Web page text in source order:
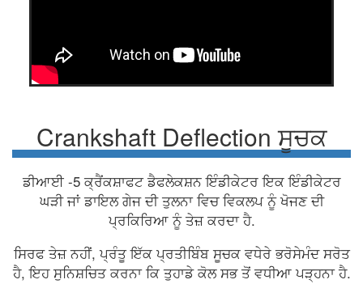
Crankshaft Deflection ਸੂਚਕ
ਡੀਆਈ -5 ਕ੍ਰੈਂਕਸ਼ਾਫਟ ਡੈਫਲੇਕਸ਼ਨ ਇੰਡੀਕੇਟਰ ਇਕ ਇੰਡੀਕੇਟਰ
ਘੜੀ ਜਾਂ ਡਾਇਲ ਗੇਜ ਦੀ ਤੁਲਨਾ ਵਿਚ ਵਿਕਲਪ ਨੂੰ ਖੋਜਣ ਦੀ
ਪ੍ਰਕਿਰਿਆ ਨੂੰ ਤੇਜ਼ ਕਰਦਾ ਹੈ.
ਸਿਰਫ ਤੇਜ਼ ਨਹੀਂ, ਪ੍ਰੰਤੂ ਇੱਕ ਪ੍ਰਤੀਬਿੰਬ ਸੂਚਕ ਵਧੇਰੇ ਭਰੋਸੇਮੰਦ ਸਰੋਤ
ਹੈ, ਇਹ ਸੁਨਿਸ਼ਚਿਤ ਕਰਨਾ ਕਿ ਤੁਹਾਡੇ ਕੋਲ ਸਭ ਤੋਂ ਵਧੀਆ ਪੜ੍ਹਨਾ ਹੈ.